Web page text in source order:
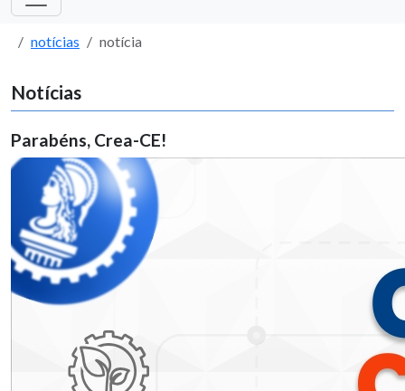
notícias notícia
Notícias
Parabéns, Crea-CE!